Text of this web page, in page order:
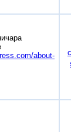
about-